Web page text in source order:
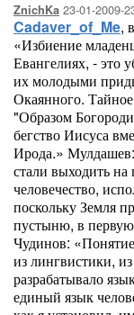
ZnichKa 23-01-2009-
Cadaver_of_Me,
«Избиение
Евангелиях, - это
их молодыми
Окаянного.
"Образом
бегство Иисуса
Ирода.»
стали выходить на
человечество,
поскольку Земля
пустыню, в
Чудинов:
из лингвистики,
разрабатывало
единый язык